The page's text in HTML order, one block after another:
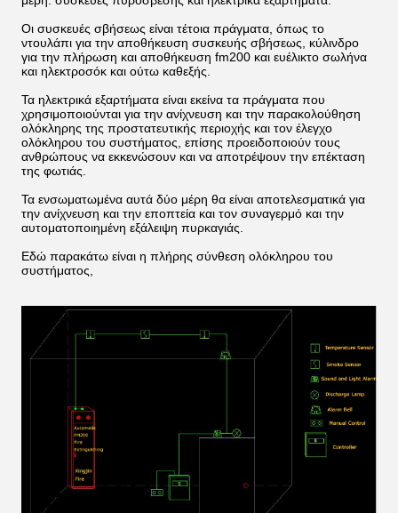
Οι συσκευές σβήσεως είναι τέτοια πράγματα, όπως το
ντουλάπι για την αποθήκευση συσκευής σβήσεως, κύλινδρο
για την πλήρωση και αποθήκευση fm200 και ευέλικτο σωλήνα
και ηλεκτροσόκ και ούτω καθεξής.
Τα ηλεκτρικά εξαρτήματα είναι εκείνα τα πράγματα που
χρησιμοποιούνται για την ανίχνευση και την παρακολούθηση
ολόκληρης της προστατευτικής περιοχής και τον έλεγχο
ολόκληρου του συστήματος, επίσης προειδοποιούν τους
ανθρώπους να εκκενώσουν και να αποτρέψουν την επέκταση
της φωτιάς.
Τα ενσωματωμένα αυτά δύο μέρη θα είναι αποτελεσματικά για
την ανίχνευση και την εποπτεία και τον συναγερμό και την
αυτοματοποιημένη εξάλειψη πυρκαγιάς.
Εδώ παρακάτω είναι η πλήρης σύνθεση ολόκληρου του
συστήματος,